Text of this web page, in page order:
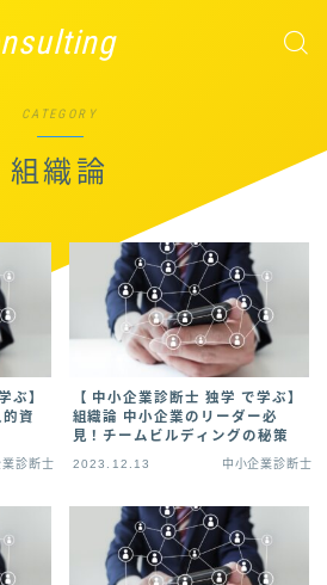
CATEGORY
組織論
ぶ】
資
業診断士
【 中小企業診断士 独学 で学ぶ】
組織論 中小企業のリーダー必
見！チームビルディングの秘策
2023.12.13 中小企業診断士